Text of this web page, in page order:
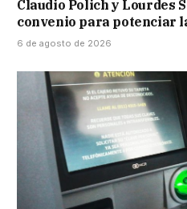
Claudio Polich y Lourdes
convenio para potenciar
6 de agosto de 2026